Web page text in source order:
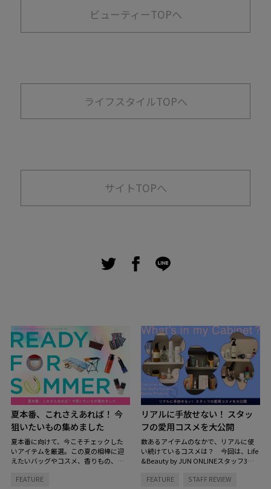
ビューティーTOPへ
ライフスタイルTOPへ
サイトTOPへ
夏本番、これさえあれば！ 今
狙いたいもの集めました
夏本番に向けて、今こそチェックした
いアイテムを厳選。この夏の相棒に迎
えたいバッグやコスメ、香りもの、イ
プをご紹介します。
FEATURE
リアルに手放せない！ スタッ
フの愛用コスメを大公開
数あるアイテムのなかで、リアルに使
い続けているコスメは？ 今回は、Life
&Beauty by JUN ONLINEスタッフ3名
キンケアからヘアケアまで、毎日の定
FEATURE STAFF REVIEW